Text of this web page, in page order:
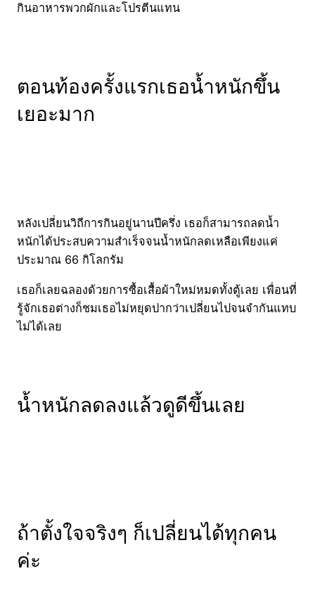
กินอาหารพวกผักและโปรตีนแทน
ตอนท้องครั้งแรกเธอน้ำหนักขึ้น
เยอะมาก
หลังเปลี่ยนวิถีการกินอยู่นานปีครึ่ง เธอก็สามารถลดน้ำ
หนักได้ประสบความสำเร็จจนน้ำหนักลดเหลือเพียงแค่
ประมาณ 66 กิโลกรัม
เธอก็เลยฉลองด้วยการซื้อเสื้อผ้าใหม่หมดทั้งตู้เลย เพื่อนที่
รู้จักเธอต่างก็ชมเธอไม่หยุดปากว่าเปลี่ยนไปจนจำกันแทบ
ไม่ได้เลย
น้ำหนักลดลงแล้วดูดีขึ้นเลย
ถ้าตั้งใจจริงๆ ก็เปลี่ยนได้ทุกคน
ค่ะ